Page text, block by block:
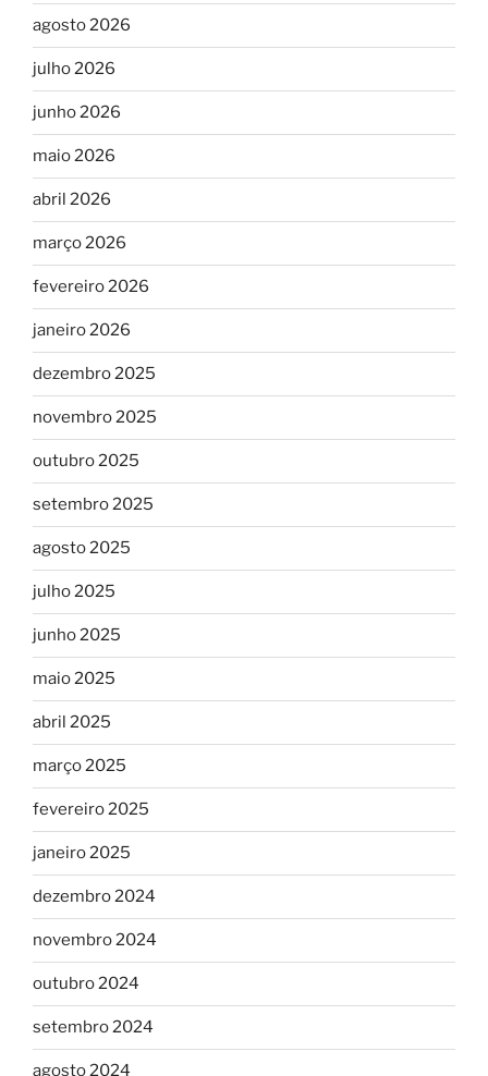
agosto 2026
julho 2026
junho 2026
maio 2026
abril 2026
março 2026
fevereiro 2026
janeiro 2026
dezembro 2025
novembro 2025
outubro 2025
setembro 2025
agosto 2025
julho 2025
junho 2025
maio 2025
abril 2025
março 2025
fevereiro 2025
janeiro 2025
dezembro 2024
novembro 2024
outubro 2024
setembro 2024
agosto 2024